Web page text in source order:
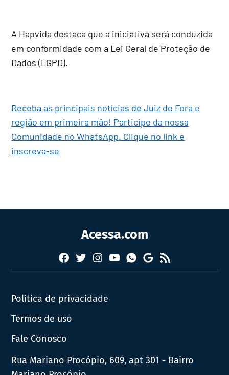
A Hapvida destaca que a iniciativa será conduzida
em conformidade com a Lei Geral de Proteção de
Dados (LGPD).
Receba as principais notícias de Juiz de Fora e
região em primeira mão! Participe da nossa
Comunidade no WhatsApp. Clique no link e
inscreva-se
Acessa.com
Facebook
TwitterInstagram
YouTubeWhatsapp
Google
News
RSS
Política de privacidade
Termos de uso
Fale Conosco
Rua Mariano Procópio, 609, apt 301 - Bairro